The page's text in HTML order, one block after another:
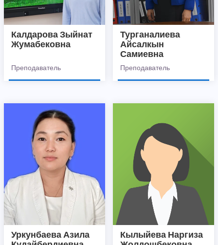
Калдарова Зыйнат
Жумабековна
Преподаватель
Турганалиева
Айсалкын
Самиевна
Преподаватель
Уркунбаева Азила
Кылыйева Наргиза